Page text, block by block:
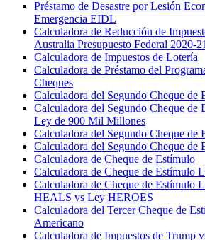
Préstamo de Desastre por Lesión
Emergencia EIDL
Calculadora de Reducción de
Australia Presupuesto Federal 2020-21
Calculadora de Impuestos de Lotería
Calculadora de Préstamo del
Cheques
Calculadora del Segundo Cheque
Calculadora del Segundo Cheque de
Ley de 900 Mil Millones
Calculadora del Segundo Cheque
Calculadora del Segundo Cheque
Calculadora de Cheque de Estímulo
Calculadora de Cheque de Estímulo
Calculadora de Cheque de Estímulo
HEALS vs Ley HEROES
Calculadora del Tercer Cheque de
Americano
Calculadora de Impuestos de Trump